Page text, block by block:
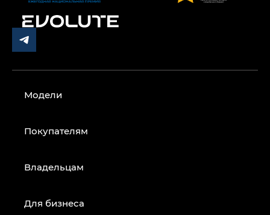
Модели
Покупателям
Владельцам
Для бизнеса